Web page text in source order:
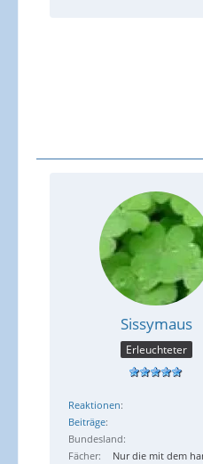
Sissymaus
Erleuchteter
Reaktionen
Beiträge
Bundesland
Fächer
Nur die mit dem